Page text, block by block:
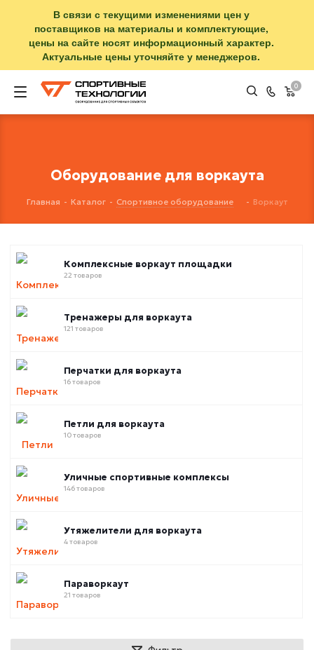
В связи с текущими изменениями цен у
поставщиков на материалы и комплектующие,
цены на сайте носят информационный характер.
Актуальные цены уточняйте у менеджеров.
0
Оборудование для воркаута
Главная - Каталог - Спортивное оборудование - Воркаут
Комплексные воркаут площадки
22 товаров
Тренажеры для воркаута
121 товаров
Перчатки для воркаута
16 товаров
Петли для воркаута
10 товаров
Уличные спортивные комплексы
146 товаров
Утяжелители для воркаута
4 товаров
Параворкаут
21 товаров